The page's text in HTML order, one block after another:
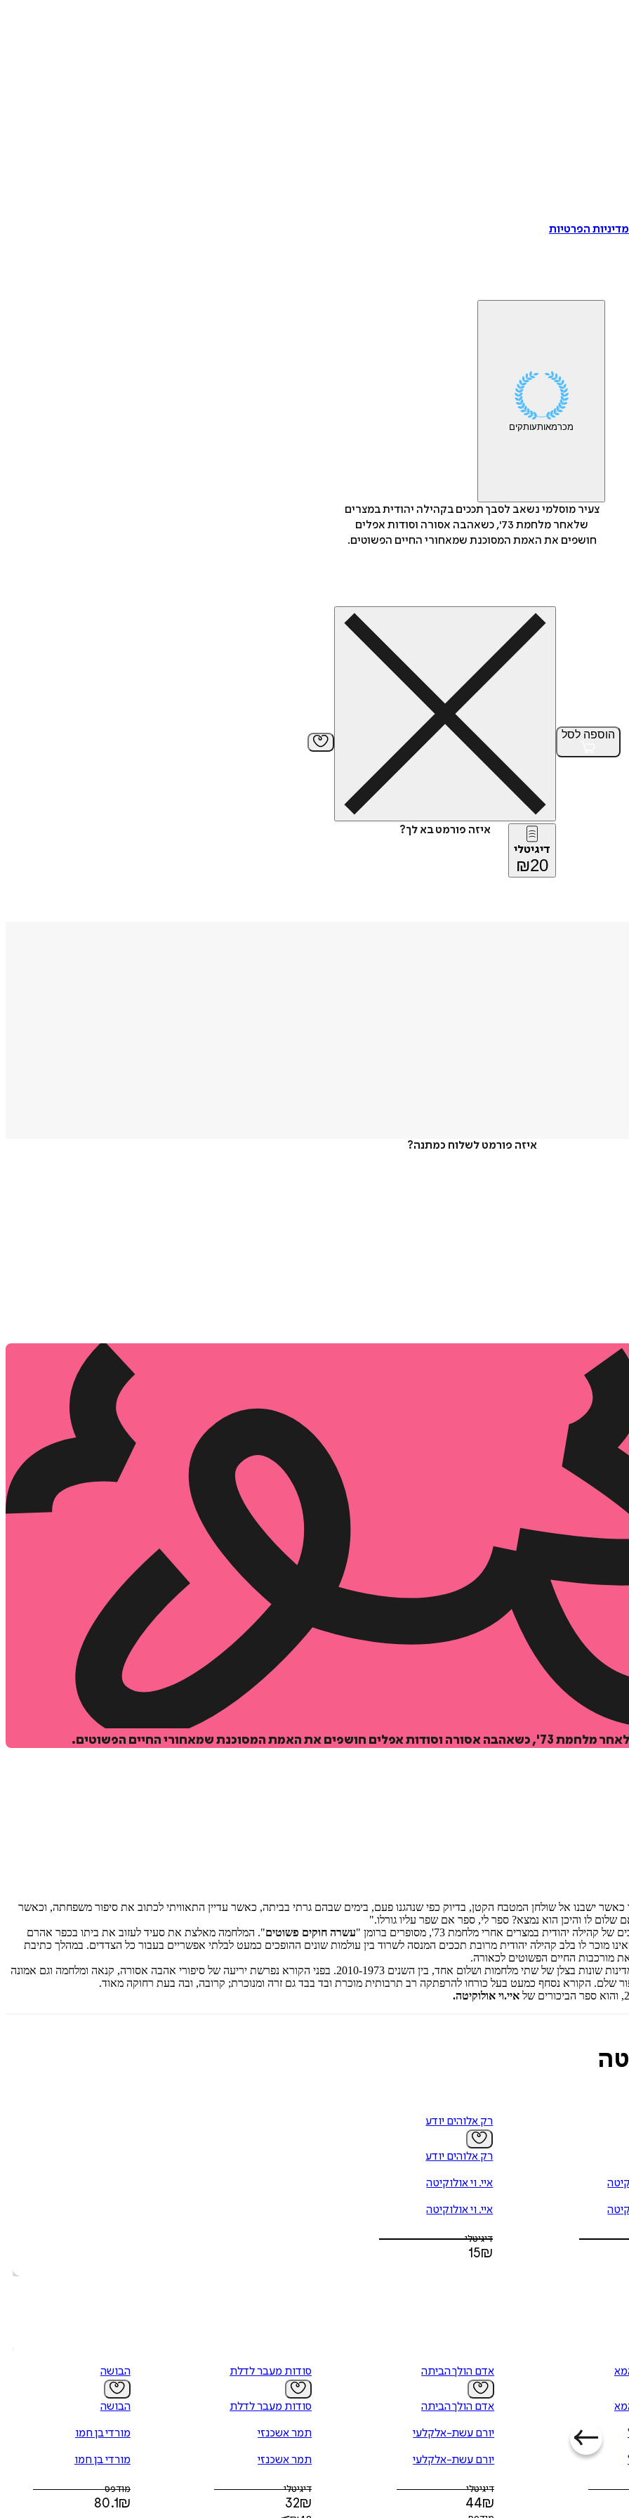
הפרטיות
מכרמאותעותקים
צעיר מוסלמי נשאב לסבך תככים בקהילה יהודית במצרים
שלאחר מלחמת 73', כשאהבה אסורה וסודות אפלים
חושפים את האמת המסוכנת שמאחורי החיים הפשוטים.
הוספה לסל
איזה פורמט בא לך?
דיגיטלי
₪20
איזה פורמט לשלוח כמתנה?
הוספה
איזה פורמט בא לך?
שמאחורי החיים הפשוטים.
ישבנו אל שולחן המטבח הקטן, בדיוק כפי שנהגנו פעם, בימים שבהם גרתי בביתה, כאשר עדיין התאוויתי לכתוב את סיפור משפחתה, וכאשר
לו והיכן הוא נמצא? ספר לי, ספר אם שפר עליו גורלו."
במצרים אחרי מלחמת 73', מסופרים ברומן "
עשרה חוקים פשוטים". המלחמה מאלצת את סעיד לעזוב את ביתו בכפר אהרם
מוכר לו בלב קהילה יהודית מרובת תככים המנסה לשרוד בין עולמות שונים ההופכים כמעט לבלתי אפשריים בעבור כל הצדדים. במהלך כתיבת
מורכבות החיים הפשוטים לכאורה.
" הוא רומן עתיר תהפוכות המתרחש בין ערים ובין מדינות שונות בצלן של שתי מלחמות ושלום אחד, בין השנים 2010-1973. בפני הקורא נפרשת יריעה של סיפורי אהבה אסורה, קנאה ומלחמה וגם אמונה
שלם. הקורא נסחף כמעט בעל כורחו להרפתקה רב תרבותית מוכרת ובד בבד גם זרה ומנוכרת; קרובה, ובה בעת רחוקה מאוד.
איי.וי אולוקיטה.
רק אלוהים יודע
רק אלוהים יודע
איי. וי אולוקיטה
איי. וי אולוקיטה
דיגיטלי
15₪
אדם הולך הביתה
אדם הולך הביתה
יורם עשת-אלקלעי
יורם עשת-אלקלעי
דיגיטלי
44₪
סודות מעבר לדלת
סודות מעבר לדלת
תמר אשכנזי
תמר אשכנזי
דיגיטלי
32₪
הבושה
הבושה
מורדי בן חמו
מורדי בן חמו
מודפס
80.1₪